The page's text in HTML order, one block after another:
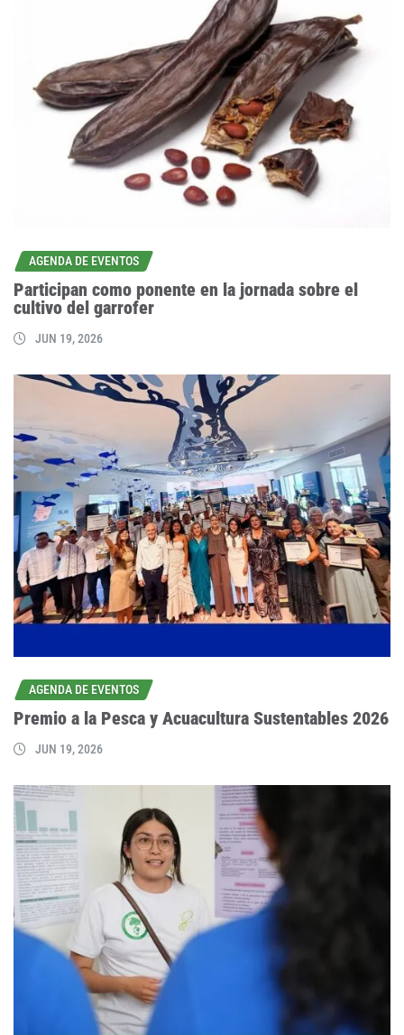
AGENDA DE EVENTOS
Participan como ponente en la jornada sobre el
cultivo del garrofer
JUN 19, 2026
AGENDA DE EVENTOS
Premio a la Pesca y Acuacultura Sustentables 2026
JUN 19, 2026